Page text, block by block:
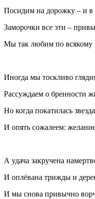
Посидим на дорожку – и в
Заморочки все эти –
Мы так любим по всякому
Иногда мы тоскливо
Рассуждаем о бренности
Но когда покатилась
И опять сожалеем:
А удача закручена
И оплёвана трижды и
И мы снова привычно